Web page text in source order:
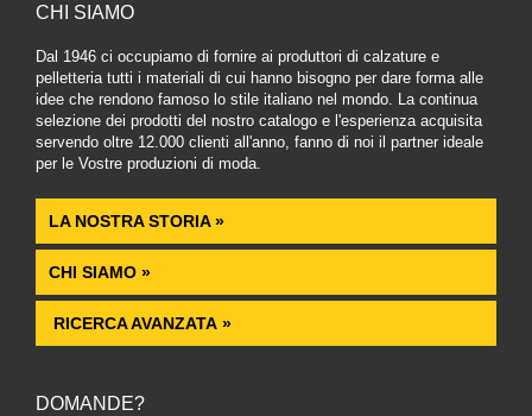
CHI SIAMO
Dal 1946 ci occupiamo di fornire ai produttori di calzature e
pelletteria tutti i materiali di cui hanno bisogno per dare forma alle
idee che rendono famoso lo stile italiano nel mondo. La continua
selezione dei prodotti del nostro catalogo e l'esperienza acquisita
servendo oltre 12.000 clienti all'anno, fanno di noi il partner ideale
per le Vostre produzioni di moda.
LA NOSTRA STORIA »
CHI SIAMO »
RICERCA AVANZATA »
DOMANDE?